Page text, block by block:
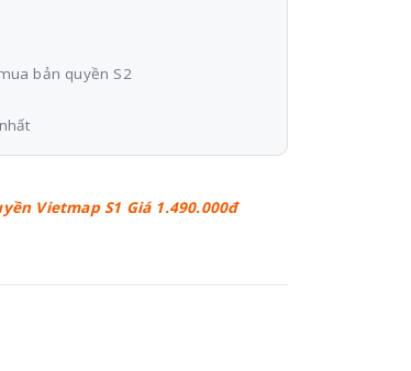
bản quyền S2
Vietmap S1 Giá 1.490.000đ